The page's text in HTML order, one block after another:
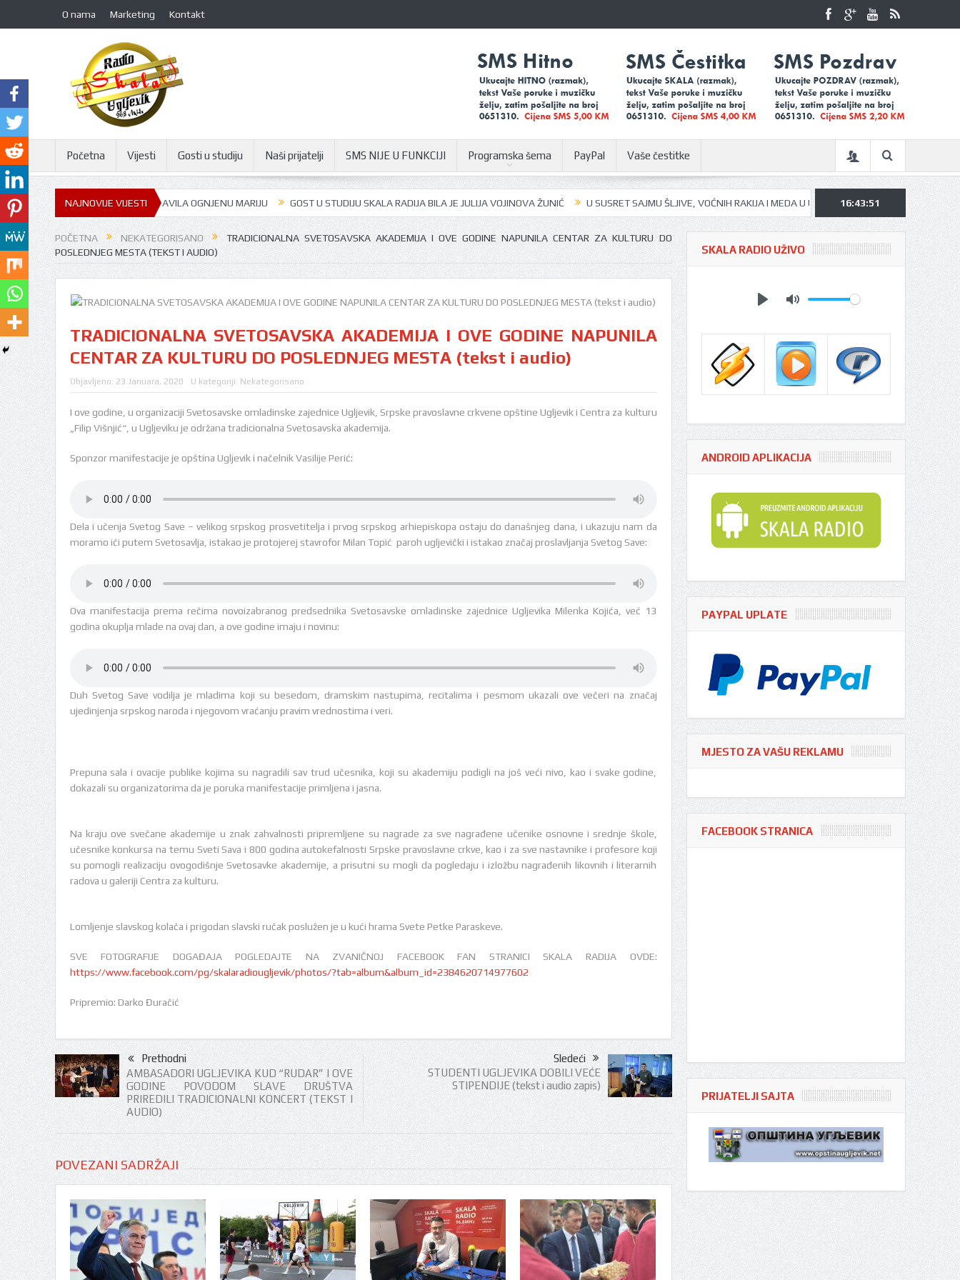
O nama Marketing Kontakt
Početna Vijesti Gosti u studiju Naši prijatelji SMS NIJE U FUNKCIJI Programska šema PayPal Vaše čestitke
NAJNOVIJE VIJESTI
GORNJA TRNOVA PROSLAVILA OGNJENU MARIJU GOST U STUDIJU SKALA RADIJA BILA JE JULIJA VOJINOVA ŽUNIĆ U SUSRET SAJMU ŠLJIVE, VOĆNIH RAKIJA I MEDA U UGLJEVIKU… UGLJEVIČKI ĐACI NA
16:43:51
POČETNA NEKATEGORISANO
TRADICIONALNA SVETOSAVSKA AKADEMIJA I OVE GODINE NAPUNILA CENTAR ZA KULTURU DO
POSLEDNJEG MESTA (TEKST I AUDIO)
TRADICIONALNA SVETOSAVSKA AKADEMIJA I OVE GODINE NAPUNILA
CENTAR ZA KULTURU DO POSLEDNJEG MESTA (tekst i audio)
Objavljeno: 23 Januara, 2020 U kategoriji: Nekategorisano
I ove godine, u organizaciji Svetosavske omladinske zajednice Ugljevik, Srpske pravoslavne crkvene opštine Ugljevik i Centra za kulturu
„Filip Višnjić“, u Ugljeviku je održana tradicionalna Svetosavska akademija.
Sponzor manifestacije je opština Ugljevik i načelnik Vasilije Perić:
Dela i učenja Svetog Save – velikog srpskog prosvetitelja i prvog srpskog arhiepiskopa ostaju do današnjeg dana, i ukazuju nam da
moramo ići putem Svetosavlja, istakao je protojerej stavrofor Milan Topić paroh ugljevički i istakao značaj proslavljanja Svetog Save:
Ova manifestacija prema rečima novoizabranog predsednika Svetosavske omladinske zajednice Ugljevika Milenka Kojića, već 13
godina okuplja mlade na ovaj dan, a ove godine imaju i novinu:
Duh Svetog Save vodilja je mladima koji su besedom, dramskim nastupima, recitalima i pesmom ukazali ove večeri na značaj
ujedinjenja srpskog naroda i njegovom vraćanju pravim vrednostima i veri.
Prepuna sala i ovacije publike kojima su nagradili sav trud učesnika, koji su akademiju podigli na još veći nivo, kao i svake godine,
dokazali su organizatorima da je poruka manifestacije primljena i jasna.
Na kraju ove svečane akademije u znak zahvalnosti pripremljene su nagrade za sve nagrađene učenike osnovne i srednje škole,
učesnike konkursa na temu Sveti Sava i 800 godina autokefalnosti Srpske pravoslavne crkve, kao i za sve nastavnike i profesore koji
su pomogli realizaciju ovogodišnje Svetosavke akademije, a prisutni su mogli da pogledaju i izložbu nagrađenih likovnih i literarnih
radova u galeriji Centra za kulturu.
Lomljenje slavskog kolača i prigodan slavski ručak poslužen je u kući hrama Svete Petke Paraskeve.
SVE FOTOGRAFIJE DOGAĐAJA POGLEDAJTE NA ZVANIČNOJ FACEBOOK FAN STRANICI SKALA RADIJA OVDE:
https://www.facebook.com/pg/skalaradiougljevik/photos/?tab=album&album_id=2384620714977602
Pripremio: Darko Đuračić
Prethodni
AMBASADORI UGLJEVIKA KUD “RUDAR” I OVE
GODINE POVODOM SLAVE DRUŠTVA
PRIREDILI TRADICIONALNI KONCERT (TEKST I
AUDIO)
Sledeći
STUDENTI UGLJEVIKA DOBILI VEĆE
STIPENDIJE (tekst i audio zapis)
POVEZANI SADRŽAJI
SKALA RADIO UŽIVO
ANDROID APLIKACIJA
PAYPAL UPLATE
MJESTO ZA VAŠU REKLAMU
FACEBOOK STRANICA
PRIJATELJI SAJTA